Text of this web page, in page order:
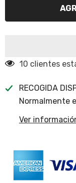
Origins
185 clientes
RECOGIDA
Normalmente
Ver